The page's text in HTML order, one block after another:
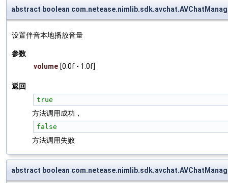
abstract boolean
设置伴音本地播放音量
参数
volume [0.0f - 1.0f]
返回
true
方法调用成功，
false
方法调用失败
abstract boolean